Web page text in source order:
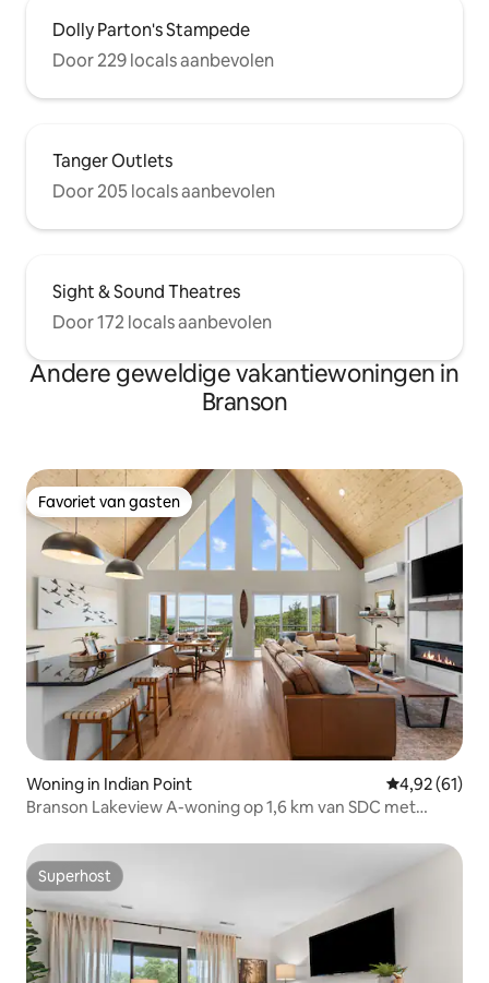
Dolly Parton's Stampede
Door 229 locals aanbevolen
Tanger Outlets
Door 205 locals aanbevolen
Sight & Sound Theatres
Door 172 locals aanbevolen
Andere geweldige vakantiewoningen in
Branson
Favoriet van gasten
Favoriet van gasten
Woning in Indian Point Gemiddelde
4,92 (61)
Branson Lakeview A-woning op 1,6 km van SDC met
Superhost
Superhost